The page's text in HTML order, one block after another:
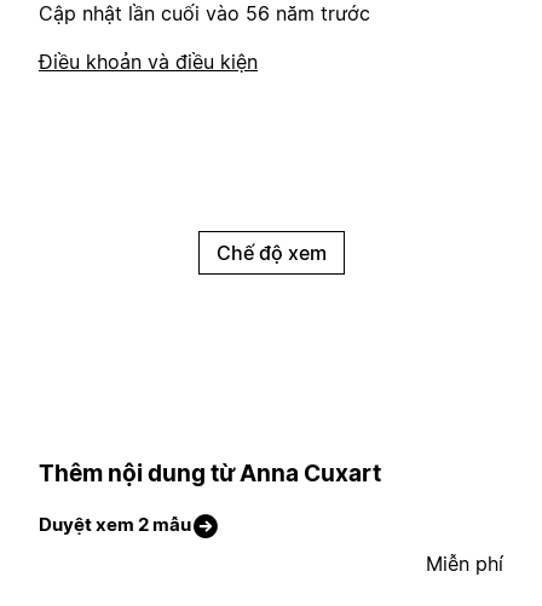
Cập nhật lần cuối vào 56 năm trước
Điều khoản và điều kiện
Chế độ xem
Thêm nội dung từ Anna Cuxart
Duyệt xem 2 mẫu
Miễn phí